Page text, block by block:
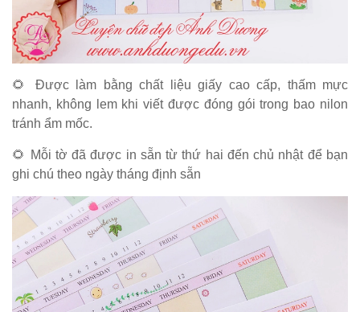
🌻 Được làm bằng chất liệu giấy cao cấp, thấm mực
nhanh, không lem khi viết được đóng gói trong bao nilon
tránh ẩm mốc.
🌻 Mỗi tờ đã được in sẵn từ thứ hai đến chủ nhật để bạn
ghi chú theo ngày tháng định sẵn